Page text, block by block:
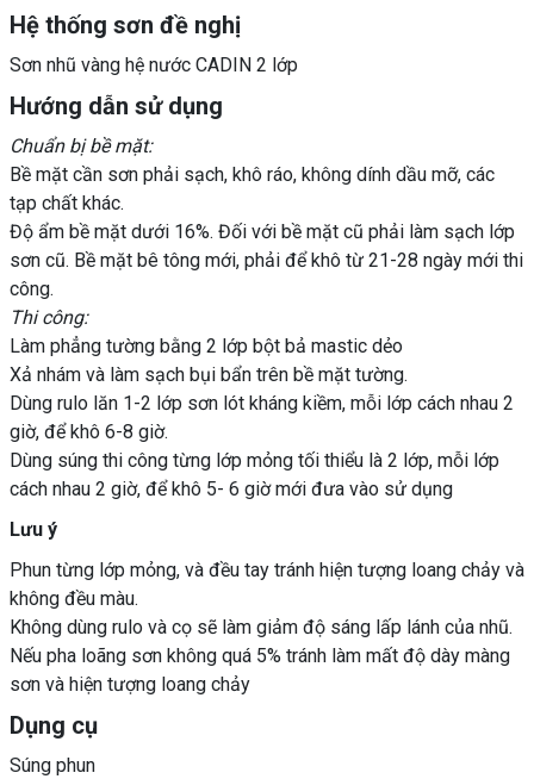
Hệ thống sơn đề nghị
Sơn nhũ vàng hệ nước CADIN 2 lớp
Hướng dẫn sử dụng
Chuẩn bị bề mặt:
Bề mặt cần sơn phải sạch, khô ráo, không dính dầu mỡ, các
tạp chất khác.
Độ ẩm bề mặt dưới 16%. Đối với bề mặt cũ phải làm sạch lớp
sơn cũ. Bề mặt bê tông mới, phải để khô từ 21-28 ngày mới thi
công.
Thi công:
Làm phẳng tường bằng 2 lớp bột bả mastic dẻo
Xả nhám và làm sạch bụi bẩn trên bề mặt tường.
Dùng rulo lăn 1-2 lớp sơn lót kháng kiềm, mỗi lớp cách nhau 2
giờ, để khô 6-8 giờ.
Dùng súng thi công từng lớp mỏng tối thiểu là 2 lớp, mỗi lớp
cách nhau 2 giờ, để khô 5- 6 giờ mới đưa vào sử dụng
Lưu ý
Phun từng lớp mỏng, và đều tay tránh hiện tượng loang chảy và
không đều màu.
Không dùng rulo và cọ sẽ làm giảm độ sáng lấp lánh của nhũ.
Nếu pha loãng sơn không quá 5% tránh làm mất độ dày màng
sơn và hiện tượng loang chảy
Dụng cụ
Súng phun